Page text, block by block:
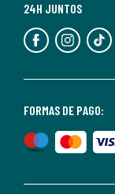
FORMAS DE PAGO:
24H JUNTOS